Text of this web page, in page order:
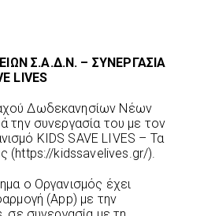
Σ.Α.Δ.Ν. – ΣΥΝΕΡΓΑΣΙΑ
LIVES
Δωδεκανησίων Νέων
την συνεργασία του με τον
KIDS SAVE LIVES – Τα
(https://kidssavelives.gr/).
ο Οργανισμός έχει
(App) με την